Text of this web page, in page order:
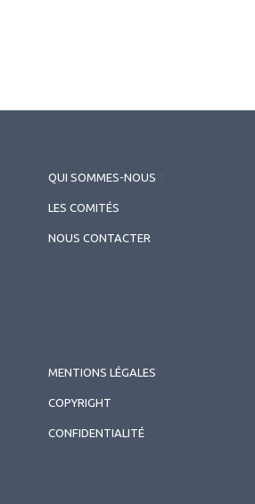
QUI SOMMES-NOUS
LES COMITÉS
NOUS CONTACTER
MENTIONS LÉGALES
COPYRIGHT
CONFIDENTIALITÉ